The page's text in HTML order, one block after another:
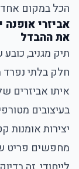
הכל במקום
אביזרי
את ההבדל
תיק מגניב,
חלק בלתי נפרד
איתו אביזרים
בעיצובים
יצירות אומנות
מחפשים פריט